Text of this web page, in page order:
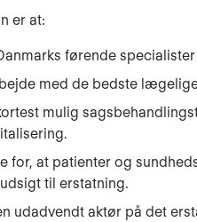
er at:
førende
med de bedste
mulig
for, at patienter og
til erstatning.
udadvendt aktør på det